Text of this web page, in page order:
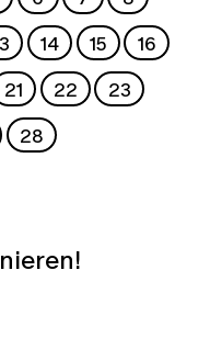
14 15
16
21 22
23
28